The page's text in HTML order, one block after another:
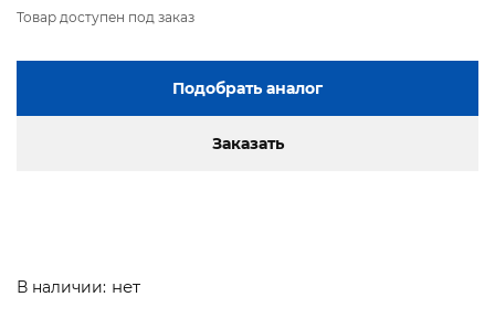
Товар доступен под заказ
Подобрать аналог
Заказать
В наличии: нет